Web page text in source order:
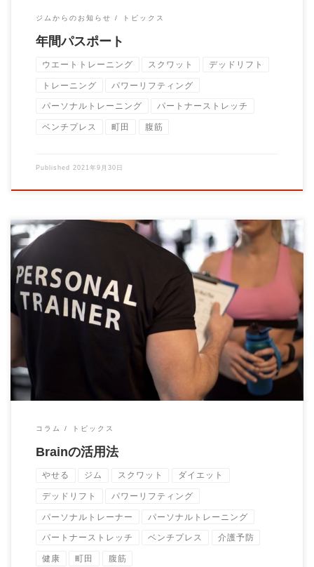
ジムからのお知らせ トピックス
年間パスポート
ウエートトレーニング スクワット デッドリフト
トレーニング パワーリフティング
パーソナルトレーニング パートナーストレッチ
ベンチプレス 町田 腹筋
Published 2021年9月30日
パーソナルトレーニングジムBrainのオススメ利用方法を紹介し
ます。 注意事項 中強度 […]
コラム トピックス
Brainの活用法
やせる ジム スクワット ダイエット
デッドリフト パワーリフティング
パーソナルトレーナー パーソナルトレーニング
パートナーストレッチ ベンチプレス 介護予防
健康 町田 腹筋